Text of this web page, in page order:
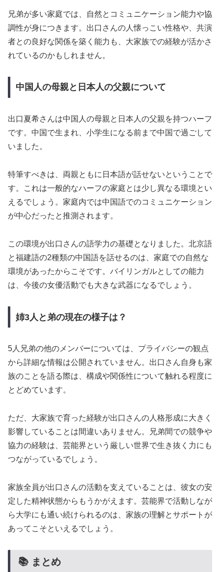
兄弟が多い家庭では、自然とコミュニケーション能力や協
調性が身につきます。出口さんの人懐っこい性格や、共演
者との良好な関係を築く能力も、大家族での経験が活かさ
れているのかもしれません。
中国人の母親と日本人の父親について
出口夏希さんは中国人の母親と日本人の父親を持つハーフ
です。中国で生まれ、小学生になる前まで中国で過ごして
いました。
特筆すべきは、両親ともに日本語が話せないということで
す。これは一般的なハーフの家庭とは少し異なる環境とい
えるでしょう。家庭内では中国語でのコミュニケーション
が中心だったと推測されます。
この環境が出口さんの語学力の基礎となりました。北京語
と福建語の2種類の中国語を話せるのは、家庭での自然な
環境があったからこそです。バイリンガルとしての能力
は、今後の女優活動でも大きな武器になるでしょう。
姉3人と弟の現在の様子は？
5人兄弟の他のメンバーについては、プライバシーの観点
から詳細な情報は公開されていません。出口さん自身も家
族のことを語る際は、構成や関係性について触れる程度に
とどめています。
ただ、大家族で育った経験が出口さんの人格形成に大きく
影響していることは間違いありません。兄弟間での競争や
協力の経験は、芸能界という厳しい世界で生き抜く力にも
つながっているでしょう。
家族全員が出口さんの活動を支えていることは、彼女の安
定した精神状態からもうかがえます。芸能界で活動しなが
ら大学にも通い続けられるのは、家族の理解とサポートが
あってこそといえるでしょう。
📚 まとめ